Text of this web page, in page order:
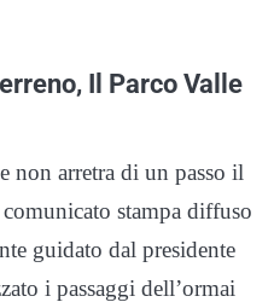
Il Parco Valle
non arretra di un passo il
stampa diffuso
guidato dal presidente
i passaggi dell’ormai